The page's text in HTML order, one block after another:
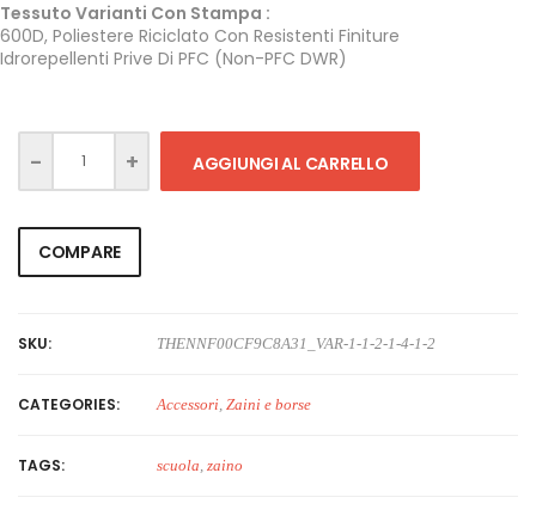
Tessuto Varianti Con Stampa :
600D, Poliestere Riciclato Con Resistenti Finiture
Idrorepellenti Prive Di PFC (Non-PFC DWR)
AGGIUNGI AL CARRELLO
COMPARE
SKU: THENNF00CF9C8A31_VAR-1-1-2-1-4-1-2
CATEGORIES: Accessori, Zaini e borse
TAGS: scuola, zaino